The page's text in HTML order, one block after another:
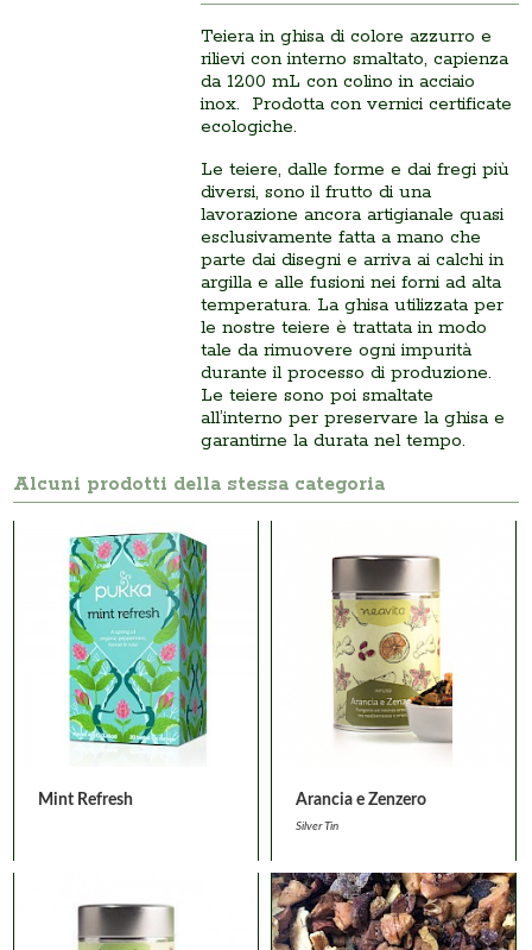
Teiera in ghisa di colore azzurro e
rilievi con interno smaltato, capienza
da 1200 mL con colino in acciaio
inox. Prodotta con vernici certificate
ecologiche.
Le teiere, dalle forme e dai fregi più
diversi, sono il frutto di una
lavorazione ancora artigianale quasi
esclusivamente fatta a mano che
parte dai disegni e arriva ai calchi in
argilla e alle fusioni nei forni ad alta
temperatura. La ghisa utilizzata per
le nostre teiere è trattata in modo
tale da rimuovere ogni impurità
durante il processo di produzione.
Le teiere sono poi smaltate
all’interno per preservare la ghisa e
garantirne la durata nel tempo.
Alcuni prodotti della stessa categoria
Mint Refresh Arancia e Zenzero
Silver Tin